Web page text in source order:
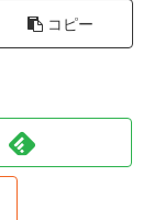
コピー